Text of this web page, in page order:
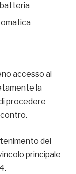
batteria
accesso al
la
procedere
dei
principale